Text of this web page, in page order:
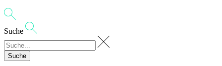
Suche
Suche